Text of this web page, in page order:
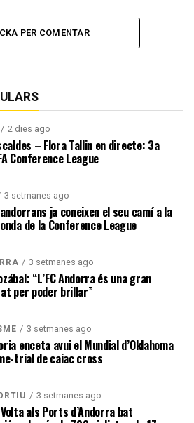
PER COMENTAR
2 dies ago
– Flora Tallin en directe: 3a
Conference League
3 setmanes ago
ja coneixen el seu camí a la
de la Conference League
3 setmanes ago
“L’FC Andorra és una gran
per poder brillar”
3 setmanes ago
enceta avui el Mundial d’Oklahoma
trial de caiac cross
3 setmanes ago
als Ports d’Andorra bat